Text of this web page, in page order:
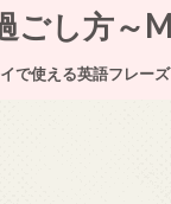
し方～
で使える英語フレーズ